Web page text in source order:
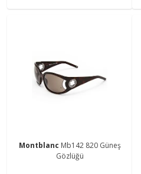
Montblanc Mb142 820 Güneş
Gözlüğü